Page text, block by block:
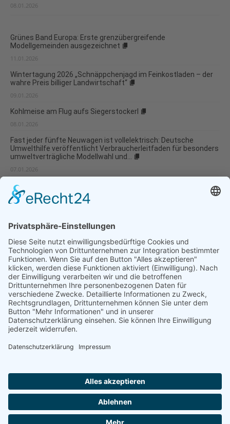
08.01.2026
Grünes Band Europa: Erste grenzübergreifende
Modellgemeinden ausgezeichnet
11.01.2026
Wintertagung 2026 „Schnäppchenjagd im Feinkostladen – der
wahre Preis billiger Landwirtschaft“
09.01.2026
Kohlmeise am Flug aufs Siegerstockerl
08.01.2026
Fast jeder fünfte Neuwagen ist vollelektrisch: Deutsche
Umwelthilfe veröffentlicht Verbraucherleitfaden für besonders
umweltverträgliche Modellwahl und...
07.01.2026
Datenschutzerklärung
Impressum
© GreenConnect®2000 - 2026